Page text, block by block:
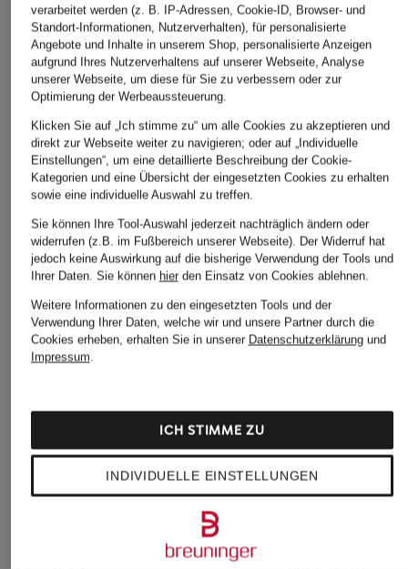
BRAX
verarbeitet werden (z. B. IP-Adressen, Cookie-ID, Browser- und
Standort-Informationen, Nutzerverhalten), für personalisierte
Angebote und Inhalte in unserem Shop, personalisierte Anzeigen
aufgrund Ihres Nutzerverhaltens auf unserer Webseite, Analyse
unserer Webseite, um diese für Sie zu verbessern oder zur
Optimierung der Werbeaussteuerung.
Klicken Sie auf „Ich stimme zu“ um alle Cookies zu akzeptieren und
direkt zur Webseite weiter zu navigieren; oder auf „Individuelle
Einstellungen“, um eine detaillierte Beschreibung der Cookie-
Kategorien und eine Übersicht der eingesetzten Cookies zu erhalten
sowie eine individuelle Auswahl zu treffen.
Sie können Ihre Tool-Auswahl jederzeit nachträglich ändern oder
widerrufen (z.B. im Fußbereich unserer Webseite). Der Widerruf hat
jedoch keine Auswirkung auf die bisherige Verwendung der Tools und
Ihrer Daten. Sie können hierden Einsatz von Cookies ablehnen.
Weitere Informationen zu den eingesetzten Tools und der
Verwendung Ihrer Daten, welche wir und unsere Partner durch die
Cookies erheben, erhalten Sie in unserer Datenschutzerklärungund
Impressum.
INDIVIDUELLE EINSTELLUNGEN
ICH STIMME ZU